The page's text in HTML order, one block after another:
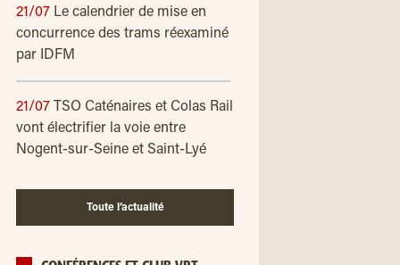
21/07 Le calendrier de mise en
concurrence des trams réexaminé
par IDFM
21/07
TSO Caténaires et Colas Rail
vont électrifier la voie entre
Nogent-sur-Seine et Saint-Lyé
Toute l’actualité